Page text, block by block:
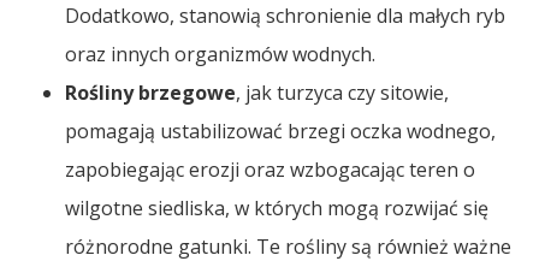
Dodatkowo, stanowią schronienie dla małych ryb
oraz innych organizmów wodnych.
Rośliny brzegowe, jak turzyca czy sitowie,
pomagają ustabilizować brzegi oczka wodnego,
zapobiegając erozji oraz wzbogacając teren o
wilgotne siedliska, w których mogą rozwijać się
różnorodne gatunki. Te rośliny są również ważne